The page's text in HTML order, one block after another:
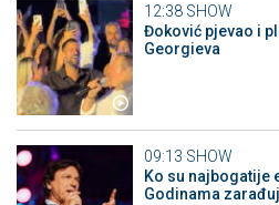
12:38 SHOW
Đoković pjevao i
Georgieva
09:13 SHOW
Ko su najbogatije
Godinama